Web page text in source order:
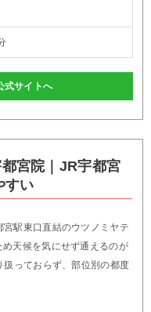
式サイトへ
宮院｜JR宇都宮
すい
駅東口直結のウツノミヤテ
天候を気にせず通えるのが
っておらず、部位別の都度